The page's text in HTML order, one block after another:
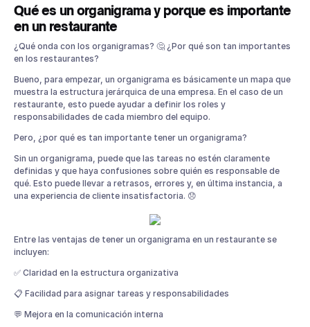
Qué es un organigrama y porque es importante
en un restaurante
¿Qué onda con los organigramas? 🤔 ¿Por qué son tan importantes
en los restaurantes?
Bueno, para empezar, un organigrama es básicamente un mapa que
muestra la estructura jerárquica de una empresa. En el caso de un
restaurante, esto puede ayudar a definir los roles y
responsabilidades de cada miembro del equipo.
Pero, ¿por qué es tan importante tener un organigrama?
Sin un organigrama, puede que las tareas no estén claramente
definidas y que haya confusiones sobre quién es responsable de
qué. Esto puede llevar a retrasos, errores y, en última instancia, a
una experiencia de cliente insatisfactoria. 😞
Entre las ventajas de tener un organigrama en un restaurante se
incluyen:
✅ Claridad en la estructura organizativa
📋 Facilidad para asignar tareas y responsabilidades
💬 Mejora en la comunicación interna